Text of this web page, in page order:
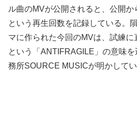
ル曲のMVが公開されると、公開か
という再生回数を記録している。
マに作られた今回のMVは、試練に
という「ANTIFRAGILE」の意味
務所SOURCE MUSICが明かしてい